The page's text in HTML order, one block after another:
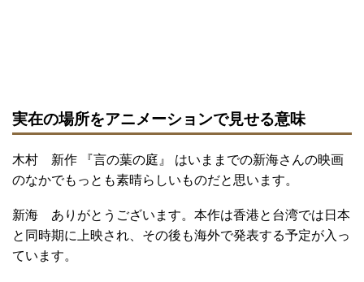
実在の場所をアニメーションで見せる意味
木村 新作 『言の葉の庭』 はいままでの新海さんの映画
のなかでもっとも素晴らしいものだと思います。
新海 ありがとうございます。本作は香港と台湾では日本
と同時期に上映され、その後も海外で発表する予定が入っ
ています。